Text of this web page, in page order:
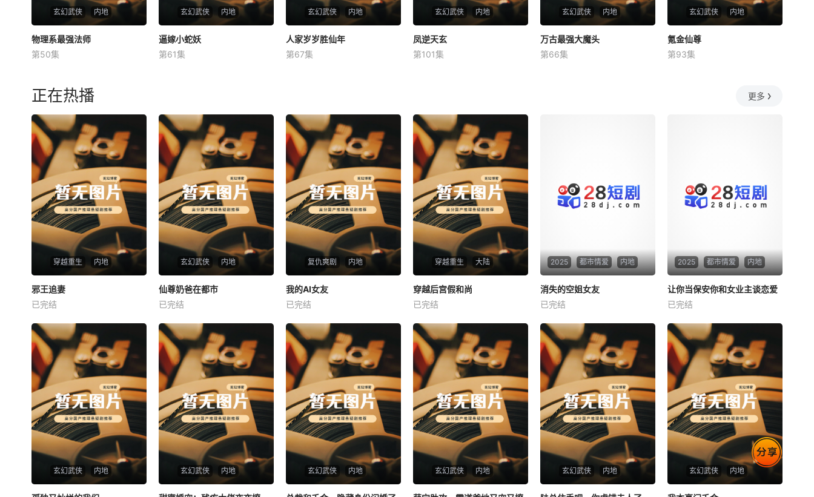
玄幻武侠 内地
物理系最强法师
未知
物理系最强法师
第50集
玄幻武侠 内地
逼嫁小蛇妖
未知
逼嫁小蛇妖
第61集
玄幻武侠 内地
人家岁岁胜仙年
未知
人家岁岁胜仙年
第67集
玄幻武侠 内地
凤逆天玄
未知
凤逆天玄
第101集
玄幻武侠 内地
万古最强大魔头
未知
万古最强大魔头
第66集
玄幻武侠 内地
氪金仙尊
未知
氪金仙尊
第93集
正在热播 更多
穿越重生 内地
邪王追妻
未知
邪王追妻
已完结
玄幻武侠 内地
仙尊奶爸在都市
未知
仙尊奶爸在都市
已完结
复仇爽剧 内地
我的AI女友
未知
我的AI女友
已完结
穿越重生 大陆
穿越后宫假和尚
未知
穿越后宫假和尚
已完结
2025 都市情爱 内地
消失的空姐女友
未知
消失的空姐女友
已完结
2025 都市情爱 内地
未知
让你当保安你和女业主谈恋爱
已完结
玄幻武侠 内地 玄幻武侠 内地 玄幻武侠 内地 玄幻武侠 内地 玄幻武侠 内地 玄幻武侠 内地